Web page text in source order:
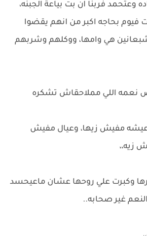
وعتحمد فربنا ان بت بياعة الجبنه،
فيوم بحاجه اكبر من انهم يقضوا
هي وامها، ووكلهم وشربهم
نعمه اللي مملاحقاش تشكره
مفيش زيها، وعيال مفيش
زيه،،
وكبرت علي روحها عشان ماعيحسد
غير صحابه..